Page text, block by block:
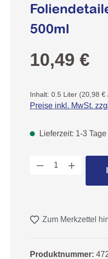
500ml
Regulärer Preis:
10,49 €
Inhalt: 0.5 Liter (20,98 €
Preise inkl. MwSt.
Lieferzeit: 1-3 Tage
Produkt
Zum Merkzettel
Produktnummer: